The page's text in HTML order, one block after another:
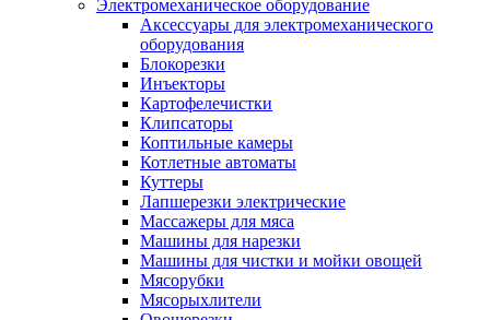
Электромеханическое оборудование
Аксессуары для электромеханического
оборудования
Блокорезки
Инъекторы
Картофелечистки
Клипсаторы
Коптильные камеры
Котлетные автоматы
Куттеры
Лапшерезки электрические
Массажеры для мяса
Машины для нарезки
Машины для чистки и мойки овощей
Мясорубки
Мясорыхлители